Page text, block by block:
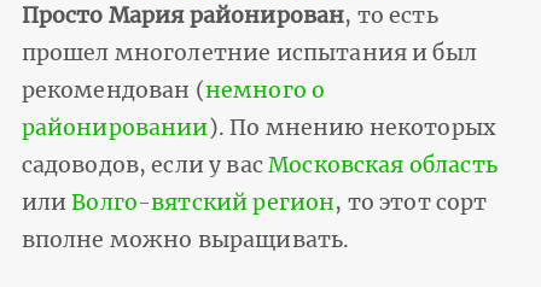
Просто Мария районирован, то есть
прошел многолетние испытания и был
рекомендован (немного о
районировании). По мнению некоторых
садоводов, если у васМосковская область
илиВолго-вятский регион, то этот сорт
вполне можно выращивать.